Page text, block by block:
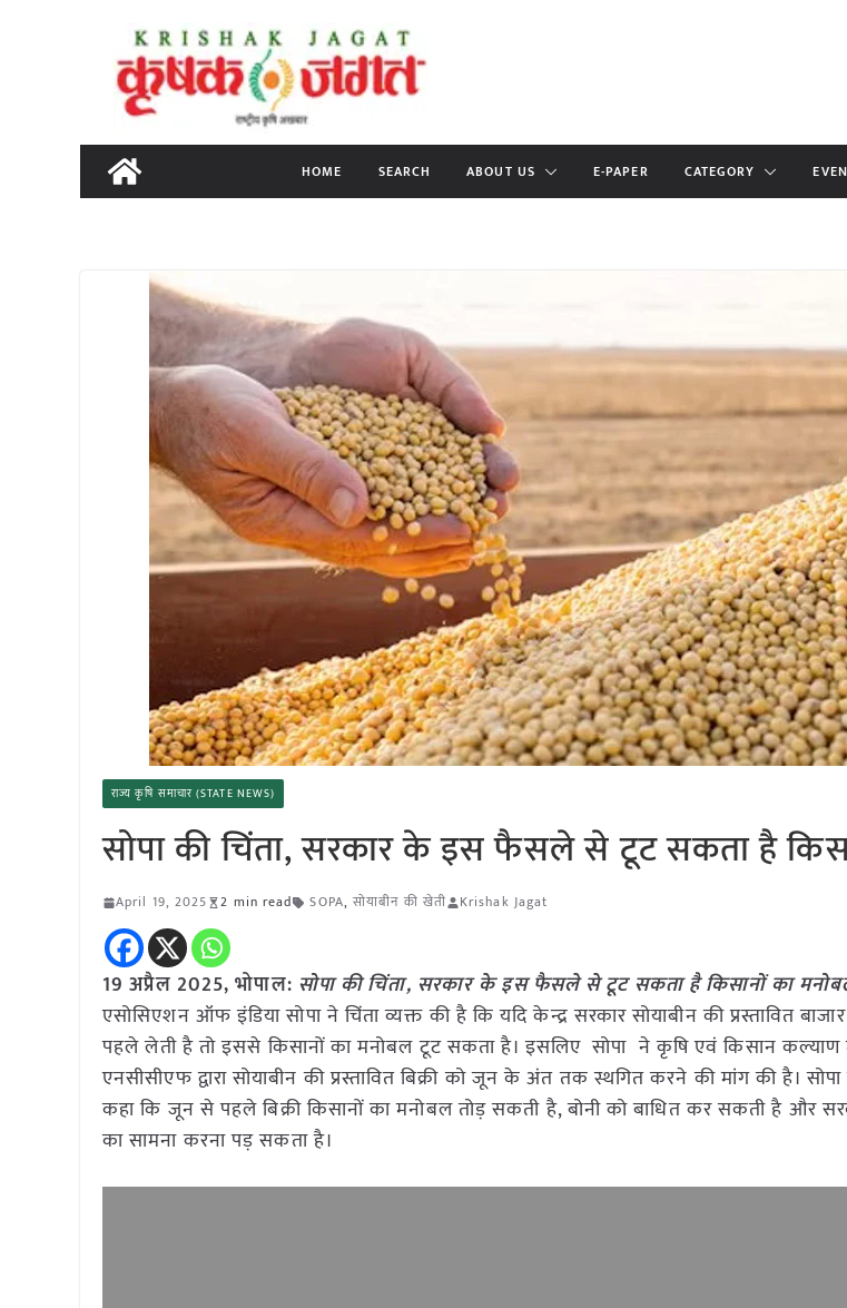
content
HOME SEARCH ABOUT US E-PAPER CATEGORY
राज्य कृषि समाचार (STATE NEWS)
सोपा की चिंता, सरकार के इस फैसले से टूट सकता है
April 19, 2025 2 min read SOPA,सोयाबीन की खेती Krishak Jagat
19 अप्रैल 2025,भोपाल: सोपा की चिंता, सरकार के इस फैसले से टूट सकता है किसानों का
एसोसिएशन ऑफ इंडिया सोपा ने चिंता व्यक्त की है कि यदि केन्द्र सरकार सोयाबीन की प्रस्तावित
पहले लेती है तो इससे किसानों का मनोबल टूट सकता है। इसलिए सोपा ने कृषि एवं किसान
एनसीसीएफ द्वारा सोयाबीन की प्रस्तावित बिक्री को जून के अंत तक स्थगित करने की मांग की है।
कहा कि जून से पहले बिक्री किसानों का मनोबल तोड़ सकती है, बोनी को बाधित कर सकती है और
का सामना करना पड़ सकता है।